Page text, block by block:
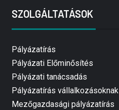
SZOLGÁLTATÁSOK
Pályázatírás
Pályázati Előminősítés
Pályázati tanácsadás
Pályázatírás vállalkozásoknak
Mezőgazdasági pályázatírás